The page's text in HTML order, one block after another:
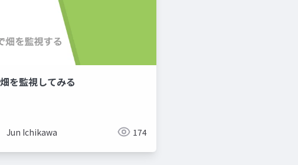
を監視してみる
Jun Ichikawa 174